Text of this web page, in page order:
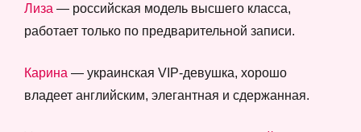
Лиза — российская модель высшего класса,
работает только по предварительной записи.
Карина — украинская VIP-девушка, хорошо
владеет английским, элегантная и сдержанная.